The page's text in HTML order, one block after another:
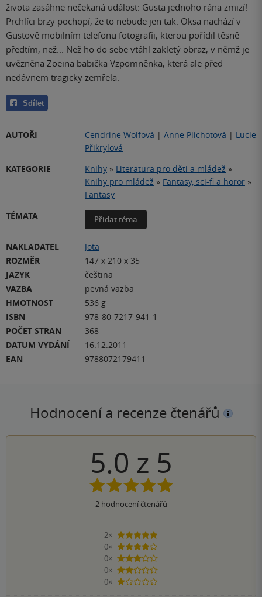
života zasáhne nečekaná událost: Gusta jednoho rána zmizí!
Prchlíci brzy pochopí, že to nebude jen tak. Oksa nachází v
Gustově mobilním telefonu fotografii, kterou pořídil těsně
předtím, než... Než ho do sebe vtáhl zakletý obraz, v němž je
uvězněna Zoeina babička Vzpomněnka, která ale před
nedávnem tragicky zemřela.
Sdílet
AUTOŘI Cendrine Wolfová | Anne Plichotová | Lucie
Přikrylová
KATEGORIE
Knihy » Literatura pro děti a mládež »
Knihy pro mládež » Fantasy, sci-fi a horor »
Fantasy
TÉMATA
Přidat téma
NAKLADATEL
Jota
ROZMĚR
147 x 210 x 35
JAZYK
čeština
VAZBA
pevná vazba
HMOTNOST
536 g
ISBN
978-80-7217-941-1
POČET STRAN
368
DATUM VYDÁNÍ
16.12.2011
EAN
9788072179411
Hodnocení a recenze čtenářů
5.0 z 5
2hodnocení čtenářů
2×
5 hvězdiček
0×
4 hvězdičky
0×
3 hvězdičky
0×
2 hvězdičky
0×
1 hvezdička